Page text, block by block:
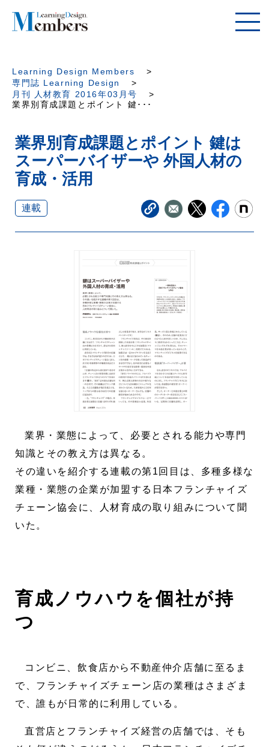
Learning Design Members
専門誌 Learning Design
月刊 人材教育 2016年03月号
業界別育成課題とポイント 鍵･･･
業界別育成課題とポイント 鍵は
スーパーバイザーや 外国人材の
育成・活用
連載
業界・業態によって、必要とされる能力や専門
知識とその教え方は異なる。
その違いを紹介する連載の第1回目は、多種多様な
業種・業態の企業が加盟する日本フランチャイズ
チェーン協会に、人材育成の取り組みについて聞
いた。
育成ノウハウを個社が持
つ
コンビニ、飲食店から不動産仲介店舗に至るま
で、フランチャイズチェーン店の業種はさまざま
で、誰もが日常的に利用している。
直営店とフランチャイズ経営の店舗では、そも